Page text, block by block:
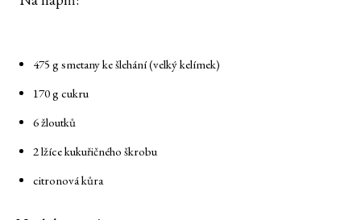
475 g smetany ke šlehání (velký kelímek)
170 g cukru
6 žloutků
2 lžíce kukuřičného škrobu
citronová kůra